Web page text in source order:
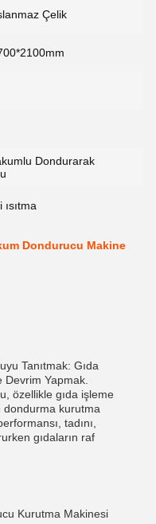
Çelik
Dondurarak
Dondurucu Makine
Tanıtmak: Gıda
Yapmak.
özellikle gıda işleme
dondurma kurutma
tadını,
gıdaların raf
Kurutma Makinesi